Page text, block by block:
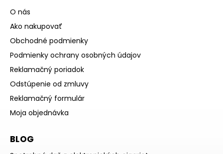
O nás
Ako nakupovať
Obchodné podmienky
Podmienky ochrany osobných údajov
Reklamačný poriadok
Odstúpenie od zmluvy
Reklamačný formulár
Moja objednávka
BLOG